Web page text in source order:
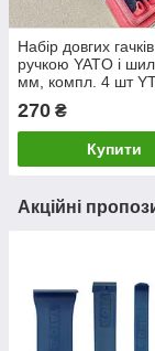
Набір довгих гачків
ручкою YATO і
мм, компл. 4 шт
270 ₴
Купити
Акційні